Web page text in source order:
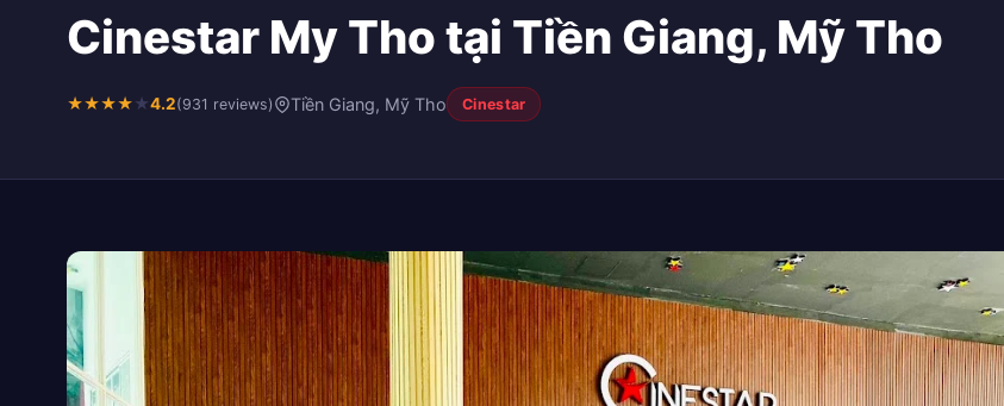
Cinestar My Tho tại Tiền Giang, Mỹ Tho
★★★★★4.2(931 reviews) Tiền Giang, Mỹ Tho Cinestar